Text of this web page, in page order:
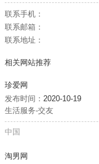
联系手机：
联系邮箱：
联系地址：
相关网站推荐
珍爱网
发布时间： 2020-10-19
生活服务-交友
中国
淘男网